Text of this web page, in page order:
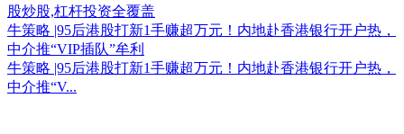
牛策略 |95后港股打新1手赚超万元！内地赴香港银行开户热，
中介推“VIP插队”牟利
牛策略 |95后港股打新1手赚超万元！内地赴香港银行开户热，
中介推“V...